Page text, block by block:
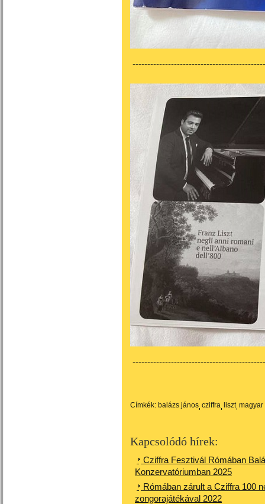
Címkék: balázs jános cziffra liszt magyar
Kapcsolódó hírek:
Cziffra Fesztivál Rómában
Konzervatóriumban 2025
Rómában zárult a Cziffra 100
zongorajátékával 2022